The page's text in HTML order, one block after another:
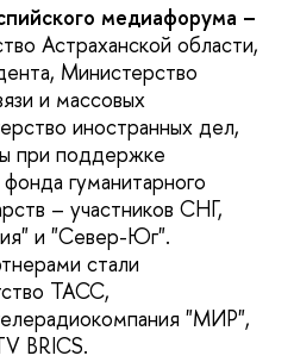
медиафорума –
Астраханской области,
Министерство
и массовых
иностранных дел,
при поддержке
гуманитарного
– участников СНГ,
и "Север-Юг".
стали
ТАСС,
"МИР",
BRICS.